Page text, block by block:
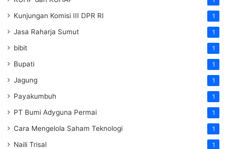
Kunjungan Komisi III DPR RI 1
Jasa Raharja Sumut 1
bibit 1
Bupati 1
Jagung 1
Payakumbuh 1
PT Bumi Adyguna Permai 1
Cara Mengelola Saham Teknologi 1
Naili Trisal 1